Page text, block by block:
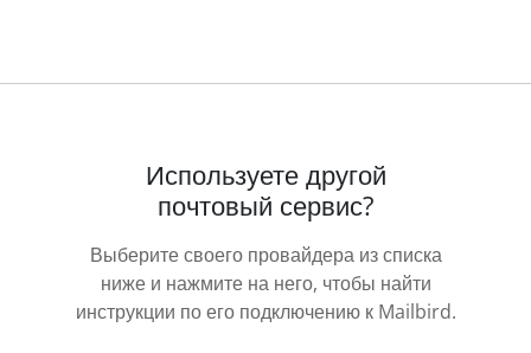
Используете другой
почтовый сервис?
Выберите своего провайдера из списка
ниже и нажмите на него, чтобы найти
инструкции по его подключению к Mailbird.